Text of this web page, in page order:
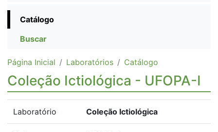
Catálogo
Buscar
Página Inicial Laboratórios Catálogo
Coleção Ictiológica - UFOPA-I
Laboratório Coleção Ictiológica